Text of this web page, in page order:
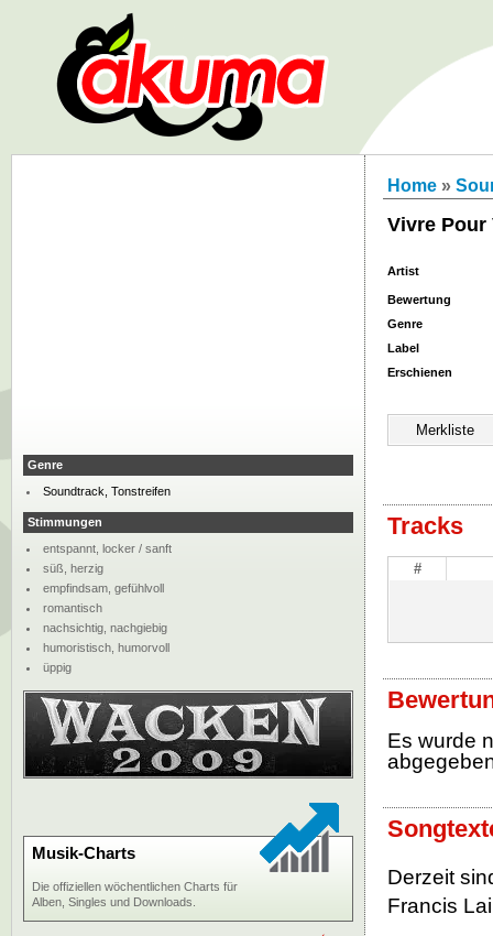
Home »
Vivre Pour
Artist
Bewertung
Genre
Label
Erschienen
Tracks
#
Es wurde
Derzeit
Francis
Genre
Soundtrack, Tonstreifen
Stimmungen
entspannt, locker / sanft
süß, herzig
empfindsam, gefühlvoll
romantisch
nachsichtig, nachgiebig
humoristisch, humorvoll
üppig
Musik-Charts
Die offiziellen wöchentlichen Charts für
Alben, Singles und Downloads.